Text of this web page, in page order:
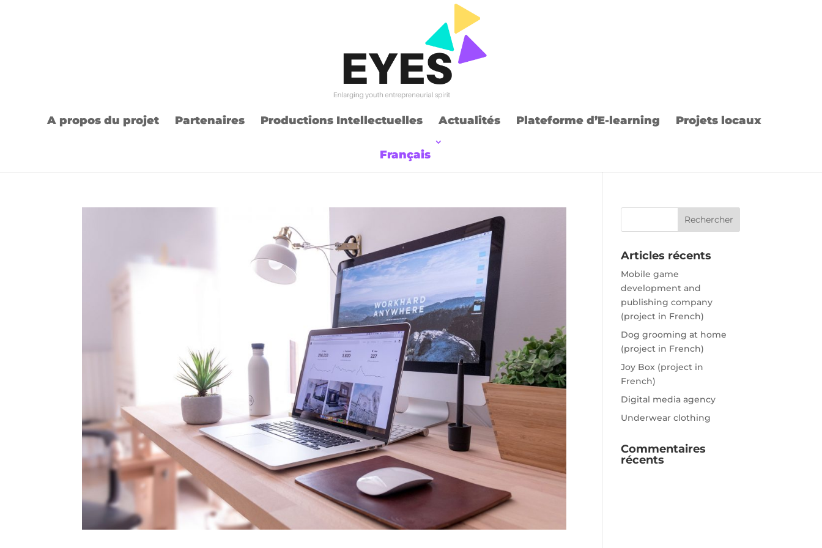
A propos du projet Partenaires Productions Intellectuelles Actualités Plateforme d’E-learning Projets locaux
Français
Articles récents
Mobile game
development and
publishing company
(project in French)
Dog grooming at home
(project in French)
Joy Box (project in
French)
Digital media agency
Underwear clothing
Commentaires
récents